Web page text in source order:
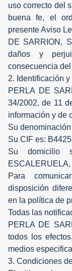
uso correcto del
buena fe, el
presente Aviso
DE SARRION,
daños y
consecuencia
2. Identificación
PERLA DE
34/2002, de 11
información y de
Su
Su CIF es:
Su domicilio
Para
disposición
en la política de
Todas las
PERLA DE
todos los
medios
3. Condiciones